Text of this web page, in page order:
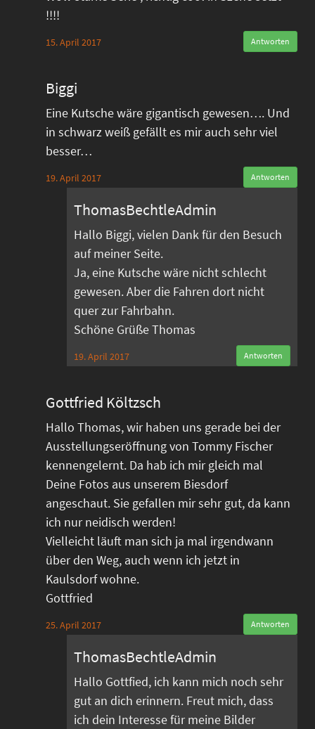
!!!!
15. April 2017 Antworten
Biggi
Eine Kutsche wäre gigantisch gewesen…. Und
in schwarz weiß gefällt es mir auch sehr viel
besser…
19. April 2017 Antworten
ThomasBechtleAdmin
Hallo Biggi, vielen Dank für den Besuch
auf meiner Seite.
Ja, eine Kutsche wäre nicht schlecht
gewesen. Aber die Fahren dort nicht
quer zur Fahrbahn.
Schöne Grüße Thomas
19. April 2017 Antworten
Gottfried Költzsch
Hallo Thomas, wir haben uns gerade bei der
Ausstellungseröffnung von Tommy Fischer
kennengelernt. Da hab ich mir gleich mal
Deine Fotos aus unserem Biesdorf
angeschaut. Sie gefallen mir sehr gut, da kann
ich nur neidisch werden!
Vielleicht läuft man sich ja mal irgendwann
über den Weg, auch wenn ich jetzt in
Kaulsdorf wohne.
Gottfried
25. April 2017 Antworten
ThomasBechtleAdmin
Hallo Gottfied, ich kann mich noch sehr
gut an dich erinnern. Freut mich, dass
ich dein Interesse für meine Bilder